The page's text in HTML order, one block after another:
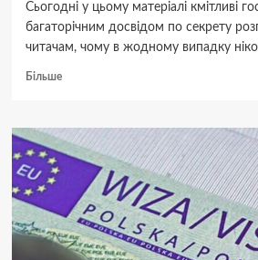
Сьогодні у цьому матеріалі кмітливі
багаторічним досвідом по секрету
читачам, чому в жодному випадку
БільшеДокладніше
лотки
не
викидаю,
пускаю
в
діло:
як